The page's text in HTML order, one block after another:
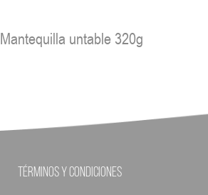
Mantequilla untable 320g
Términos y condiciones